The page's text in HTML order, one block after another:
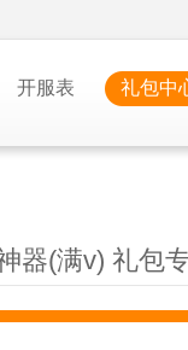
开服表 礼包中
器(满v) 礼包